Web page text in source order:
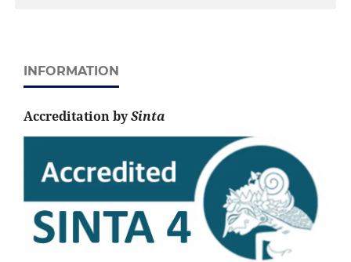
INFORMATION
Accreditation bySinta